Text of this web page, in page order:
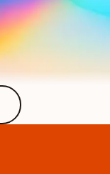
na špičkovou